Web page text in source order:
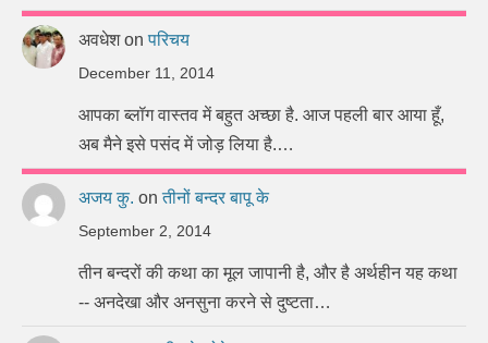
अवधेशonपरिचय
December 11, 2014
आपका ब्लॉग वास्तव में बहुत अच्छा है. आज पहली बार आया हूँ,
अब मैने इसे पसंद में जोड़ लिया है.…
अजय कु. onतीनों बन्दर बापू के
September 2, 2014
तीन बन्दरों की कथा का मूल जापानी है, और है अर्थहीन यह कथा
-- अनदेखा और अनसुना करने से दुष्टता…